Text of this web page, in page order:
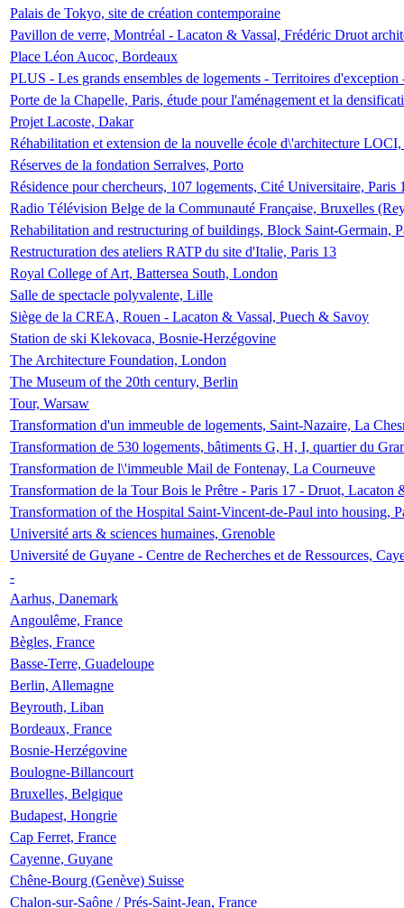
Palais de Tokyo, site de création contemporaine
Pavillon de verre, Montréal - Lacaton & Vassal, Frédéric Druot
Place Léon Aucoc, Bordeaux
PLUS - Les grands ensembles de logements - Territoires
Porte de la Chapelle, Paris, étude pour l'aménagement et la
Projet Lacoste, Dakar
Réhabilitation et extension de la nouvelle école d\'architecture
Réserves de la fondation Serralves, Porto
Résidence pour chercheurs, 107 logements, Cité Universitaire, Paris
Radio Télévision Belge de la Communauté Française, Bruxelles
Rehabilitation and restructuring of buildings, Block Saint-Germain,
Restructuration des ateliers RATP du site d'Italie, Paris 13
Royal College of Art, Battersea South, London
Salle de spectacle polyvalente, Lille
Siège de la CREA, Rouen - Lacaton & Vassal, Puech & Savoy
Station de ski Klekovaca, Bosnie-Herzégovine
The Architecture Foundation, London
The Museum of the 20th century, Berlin
Tour, Warsaw
Transformation d'un immeuble de logements, Saint-Nazaire, La
Transformation de 530 logements, bâtiments G, H, I, quartier du
Transformation de l\'immeuble Mail de Fontenay, La Courneuve
Transformation de la Tour Bois le Prêtre - Paris 17 - Druot, Lacaton
Transformation of the Hospital Saint-Vincent-de-Paul into housing,
Université arts & sciences humaines, Grenoble
Université de Guyane - Centre de Recherches et de Ressources,
-
Aarhus, Danemark
Angoulême, France
Bègles, France
Basse-Terre, Guadeloupe
Berlin, Allemagne
Beyrouth, Liban
Bordeaux, France
Bosnie-Herzégovine
Boulogne-Billancourt
Bruxelles, Belgique
Budapest, Hongrie
Cap Ferret, France
Cayenne, Guyane
Chêne-Bourg (Genève) Suisse
Chalon-sur-Saône / Prés-Saint-Jean, France